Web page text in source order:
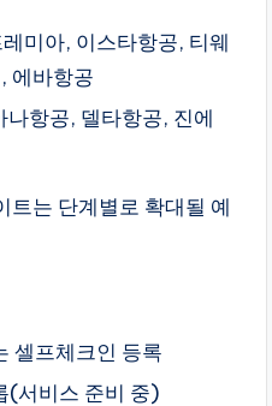
미아, 이스타항공, 티웨
에바항공
항공, 델타항공, 진에
는 단계별로 확대될 예
셀프체크인 등록
(서비스 준비 중)